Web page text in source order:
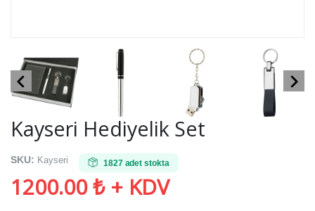
Kayseri Hediyelik Set
SKU: Kayseri 1827 adet stokta
1200.00 ₺ + KDV